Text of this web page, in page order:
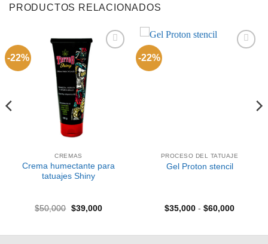
PRODUCTOS RELACIONADOS
-22%
CREMAS
Crema humectante para
tatuajes Shiny
$50,000 El
precio
$39,000El
-22%
PROCESO DEL TATUAJE
Gel Proton stencil
$35,000 - $60,000Rango